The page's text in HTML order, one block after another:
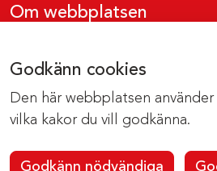
Godkänn cookies
Den här webbplatsen använder
vilka kakor du vill godkänna.
Godkänn nödvändiga
Om webbplatsen
Om cookies
Kontakta webbredaktionen